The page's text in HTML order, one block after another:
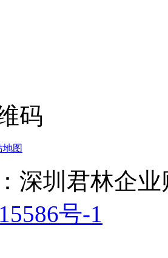
码
地图
深圳君林企
号-1